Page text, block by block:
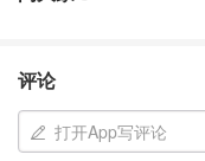
评论
打开App写评论